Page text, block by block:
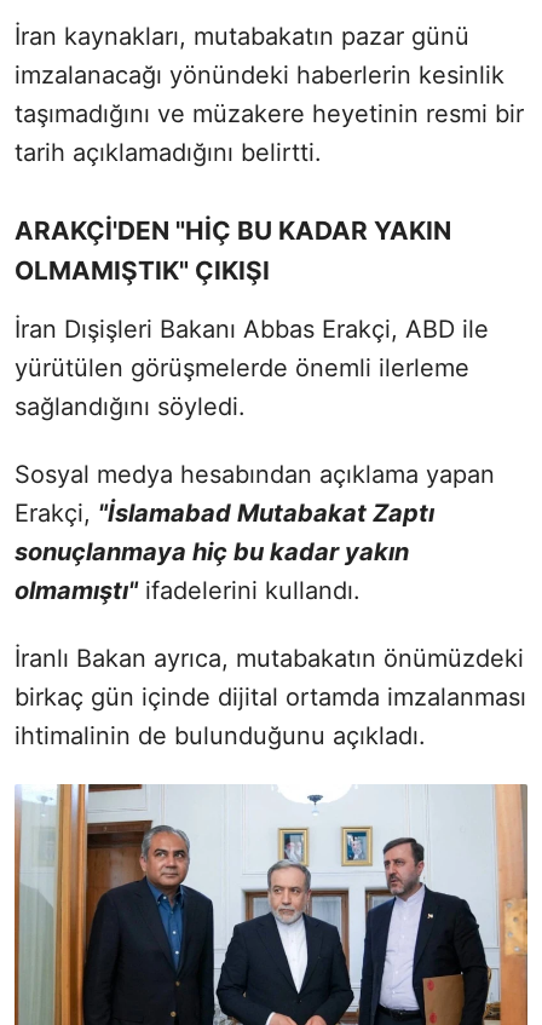
İran kaynakları, mutabakatın pazar günü
imzalanacağı yönündeki haberlerin kesinlik
taşımadığını ve müzakere heyetinin resmi bir
tarih açıklamadığını belirtti.
ARAKÇİ'DEN "HİÇ BU KADAR YAKIN
OLMAMIŞTIK" ÇIKIŞI
İran Dışişleri Bakanı Abbas Erakçi, ABD ile
yürütülen görüşmelerde önemli ilerleme
sağlandığını söyledi.
Sosyal medya hesabından açıklama yapan
Erakçi, "İslamabad Mutabakat Zaptı
sonuçlanmaya hiç bu kadar yakın
olmamıştı"ifadelerini kullandı.
İranlı Bakan ayrıca, mutabakatın önümüzdeki
birkaç gün içinde dijital ortamda imzalanması
ihtimalinin de bulunduğunu açıkladı.